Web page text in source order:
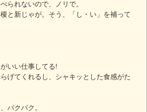
られないので、ノリで。
と新じゃが。そう、「し・い」を補って
いい仕事してる!
げてくれるし、シャキッとした食感がた
パクパク。